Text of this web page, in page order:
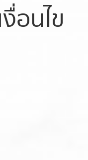
อนไข